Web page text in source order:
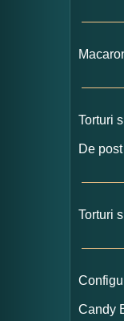
Torturi
De
Torturi
Candy